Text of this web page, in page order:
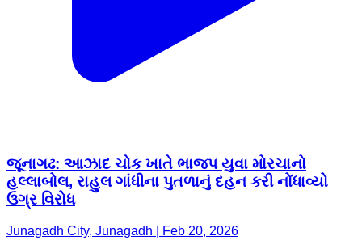
જૂનાગઢ: આઝાદ ચોક ખાતે ભાજપ યુવા મોરચાનો
હલ્લાબોલ, રાહુલ ગાંધીના પુતળાનું દહન કરી નોંધાવ્યો
ઉગ્ર વિરોધ
Junagadh City, Junagadh | Feb 20, 2026